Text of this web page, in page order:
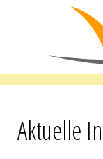
Aktuelle